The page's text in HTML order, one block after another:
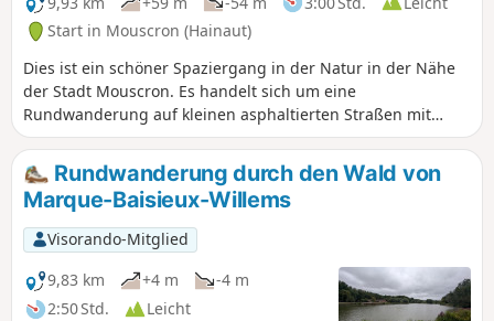
sehen Sie auf der anderen Seite den Mont Saint-Aubert.
Start in Mouscron (Hainaut)
Dies ist ein schöner Spaziergang in der Natur in der Nähe
der Stadt Mouscron. Es handelt sich um eine
Rundwanderung auf kleinen asphaltierten Straßen mit
wenig Verkehr und auf Wegen. Sie entdecken das Schloss
der Grafen, umgeben von einem Wassergraben, und das
Museum „Martine“. Sie spazieren durch den Bois Fichaux
an den Hängen des Hügels von Mouscron.
Rundwanderung durch den Wald von
Marque-Baisieux-Willems
Visorando-Mitglied
9,83 km
+4 m
-4 m
2:50 Std.
Leicht